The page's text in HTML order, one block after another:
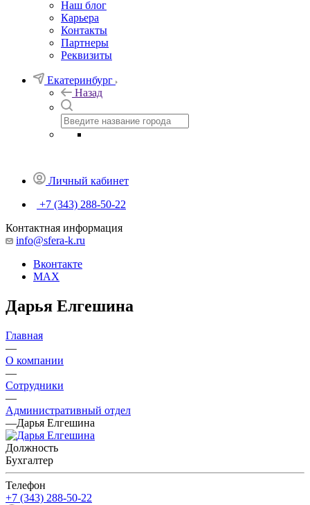
Наш блог
Карьера
Контакты
Партнеры
Реквизиты
Екатеринбург
Назад
Личный кабинет
+7 (343) 288-50-22
Контактная информация
info@sfera-k.ru
Вконтакте
MAX
Дарья Елгешина
Главная
—
О компании
—
Сотрудники
—
Административный отдел
—Дарья Елгешина
Должность
Бухгалтер
Телефон
+7 (343) 288-50-22